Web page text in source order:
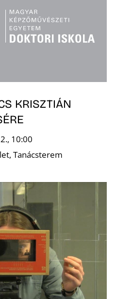
KRISZTIÁN
10:00
Tanácsterem